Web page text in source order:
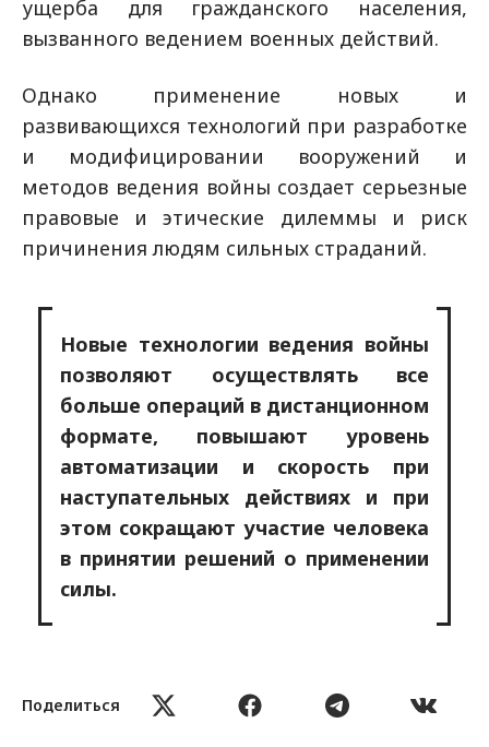
Поделиться
ущерба для гражданского населения,
вызванного ведением военных действий.
Однако применение новых и
развивающихся технологий при разработке
и модифицировании вооружений и
методов ведения войны создает серьезные
правовые и этические дилеммы и риск
причинения людям сильных страданий.
Новые технологии ведения войны
позволяют осуществлять все
больше операций в дистанционном
формате, повышают уровень
автоматизации и скорость при
наступательных действиях и при
этом сокращают участие человека
в принятии решений о применении
силы.
технологий ведения войны особое